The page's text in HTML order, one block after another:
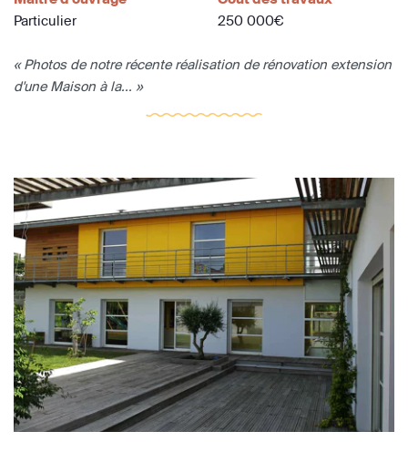
Particulier
250 000€
« Photos de notre récente réalisation de rénovation extension
d'une Maison à la... »